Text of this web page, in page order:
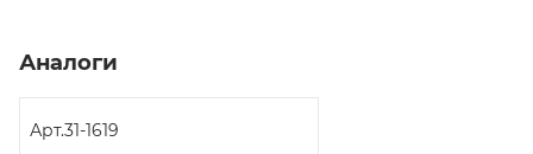
Аналоги
Арт.31-1619